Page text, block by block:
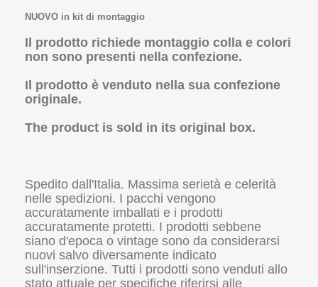
NUOVO in kit di montaggio
Il prodotto richiede montaggio colla e colori
non sono presenti nella confezione.
Il prodotto è venduto nella sua confezione
originale.
The product is sold in its original box.
Spedito dall'Italia. Massima serietà e celerità
nelle spedizioni. I pacchi vengono
accuratamente imballati e i prodotti
accuratamente protetti. I prodotti sebbene
siano d'epoca o vintage sono da considerarsi
nuovi salvo diversamente indicato
sull'inserzione. Tutti i prodotti sono venduti allo
stato attuale per specifiche riferirsi alle